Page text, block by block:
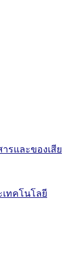
รและของเสีย
ทคโนโลยี